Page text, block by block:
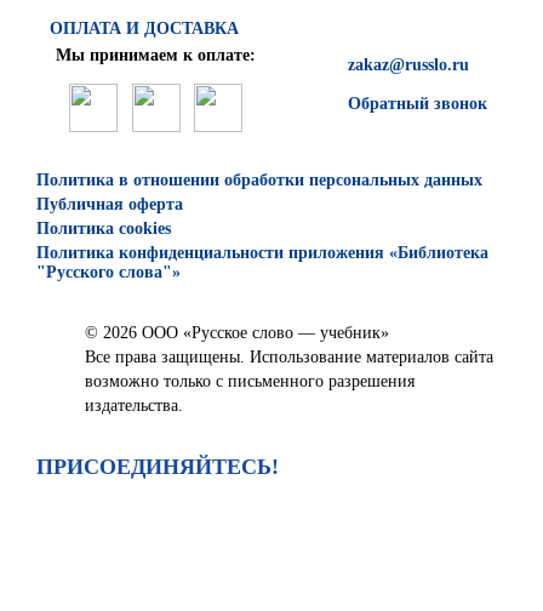
ОПЛАТА И ДОСТАВКА
zakaz@russlo.ru
Обратный звонок
Мы принимаем к оплате:
Политика в отношении обработки персональных данных
Публичная оферта
Политика cookies
Политика конфиденциальности приложения «Библиотека
"Русского слова"»
© 2026 ООО «Русское слово — учебник»
Все права защищены. Использование материалов сайта
возможно только с письменного разрешения
издательства.
ПРИСОЕДИНЯЙТЕСЬ!